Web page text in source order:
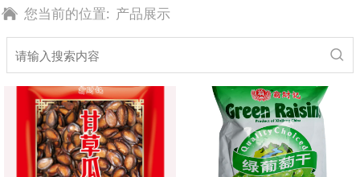
您当前的位置: 产品展示